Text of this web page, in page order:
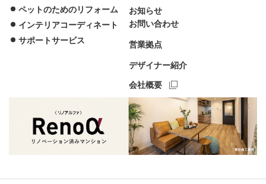
ペットのためのリフォーム
インテリアコーディネート
サポートサービス
お知らせ
お問い合わせ
営業拠点
デザイナー紹介
会社概要